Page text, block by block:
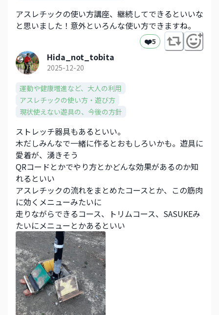
アスレチックの使い方講座、継続してできるといいな
と思いました！意外といろんな使い方できますね。
❤️5
Hida_not_tobita
2025-12-20
運動や健康増進など、大人の利用
アスレチックの使い方・遊び方
現状使えない遊具の、今後の方針
ストレッチ器具もあるといい。
木だしみんなで一緒に作るとおもしろいかも。遊具に
愛着が、湧きそう
QRコードとかでやり方とかどんな効果があるのか知
れるといい
アスレチックの流れをまとめたコースとか、この筋肉
に効くメニューみたいに
走りながらできるコース、トリムコース、SASUKEみ
たいにメニューとかあるといい